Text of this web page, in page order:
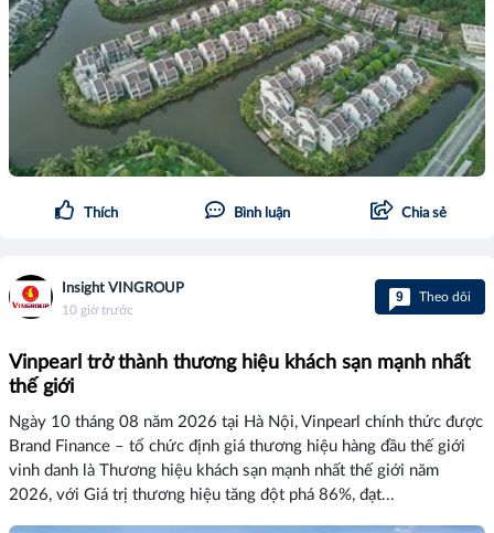
Thích Bình luận Chia sẻ
Insight VINGROUP
10 giờ trước
9 Theo dõi
Vinpearl trở thành thương hiệu khách sạn mạnh nhất
thế giới
Ngày 10 tháng 08 năm 2026 tại Hà Nội, Vinpearl chính thức được
Brand Finance – tổ chức định giá thương hiệu hàng đầu thế giới
vinh danh là Thương hiệu khách sạn mạnh nhất thế giới năm
2026, với Giá trị thương hiệu tăng đột phá 86%, đạt...